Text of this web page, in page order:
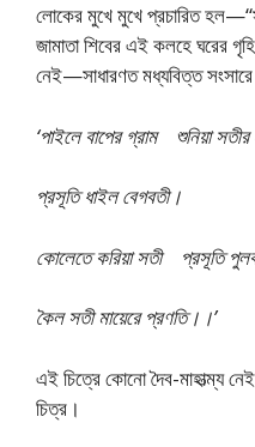
লোকের মুখে মুখে প্রচারিত
জামাতা শিবের এই কলহে ঘরের
নেই—সাধারণত মধ্যবিত্ত
‘পাইলে বাপের গ্রাম শুনিয়া সতীর
প্রসূতি ধাইল বেগবতী।
কোলেতে করিয়া সতী প্রসূতি
কৈল সতী মায়েরে প্রণতি।।’
এই চিত্রে কোনো দৈব-মাহাত্ম্য
চিত্র।